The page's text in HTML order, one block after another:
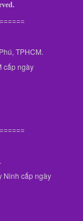
TPHCM.
cấp ngày
Ninh cấp ngày